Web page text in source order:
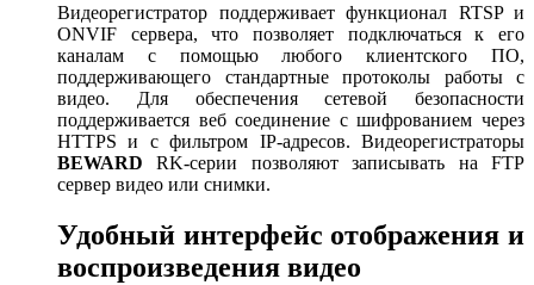
Видеорегистратор поддерживает функционал RTSP и
ONVIF сервера, что позволяет подключаться к его
каналам с помощью любого клиентского ПО,
поддерживающего стандартные протоколы работы с
видео. Для обеспечения сетевой безопасности
поддерживается веб соединение с шифрованием через
HTTPS и с фильтром IP-адресов. Видеорегистраторы
BEWARD RK-серии позволяют записывать на FTP
сервер видео или снимки.
Удобный интерфейс отображения и
воспроизведения видео